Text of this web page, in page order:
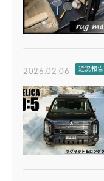
2026.02.06 近況報告